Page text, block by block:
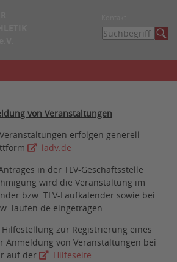
von Veranstaltungen
erfolgen generell
ladv.de
in der TLV-Geschäftsstelle
wird die Veranstaltung im
bzw. TLV-Laufkalender sowie bei
laufen.de eingetragen.
zur Registrierung eines
Anmeldung von Veranstaltungen bei
auf der
Hilfeseite